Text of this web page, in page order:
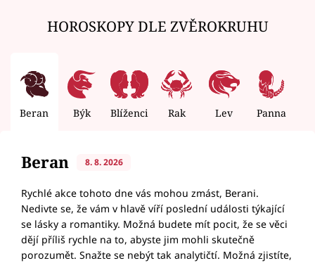
HOROSKOPY DLE ZVĚROKRUHU
Beran Býk Blíženci Rak Lev Panna
Beran 8. 8. 2026
Rychlé akce tohoto dne vás mohou zmást, Berani.
Nedivte se, že vám v hlavě víří poslední události týkající
se lásky a romantiky. Možná budete mít pocit, že se věci
dějí příliš rychle na to, abyste jim mohli skutečně
porozumět. Snažte se nebýt tak analytičtí. Možná zjistíte,